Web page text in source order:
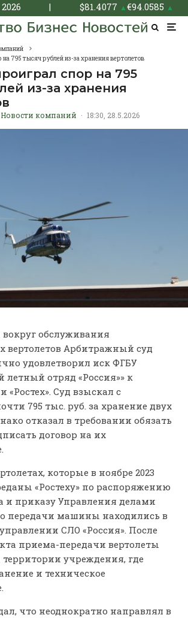
| $81.4077 ▲€94.0585 ▲
на 795 тысяч рублей из-за хранения вертолетов
спор на 795
из-за хранения
Новости компаний · 18:30, 28.5.2026
обслуживания
вертолетов Арбитражный суд
удовлетворил иск ФГБУ
отряд «Россия»» к
«Ростех». Суд взыскал с
795 тыс. руб. за хранение двух
отказал в требовании обязать
договор на их
которые в ноябре 2023
«Ростеху» по распоряжению
и приказу Управления делами
передачи машины находились в
СЛО «Россия». После
приема-передачи вертолеты
территории учреждения, где
и техническое
что неоднократно направлял в